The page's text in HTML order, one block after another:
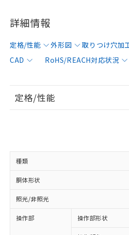
詳細情報
定格/性能 外形図 取りつけ穴加
CAD
RoHS/REACH対応状況
定格/性能
種類
胴体形状
照光/非照光
操作部 操作部形状